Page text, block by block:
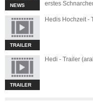
NEWS
erstes
TRAILER
Hedis Hochzeit -
TRAILER
Hedi - Trailer